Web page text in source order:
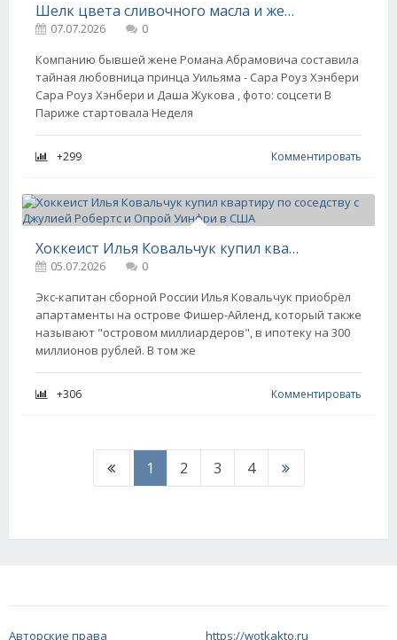
Шелк цвета сливочного масла и жемчужные пуговки: Даша Жукова на Неделе моды в Париже
07.07.2026
0
Компанию бывшей жене Романа Абрамовича составила
тайная любовница принца Уильяма - Сара Роуз Хэнбери
Сара Роуз Хэнбери и Даша Жукова , фото: соцсети В
Париже стартовала Неделя
+299 Комментировать
Хоккеист Илья Ковальчук купил квартиру по соседству с Джулией Робертс и Опрой Уинфри в США
05.07.2026
0
Экс-капитан сборной России Илья Ковальчук приобрёл
апартаменты на острове Фишер-Айленд, который также
называют "островом миллиардеров", в ипотеку на 300
миллионов рублей. В том же
+306 Комментировать
1 2 3 4
Авторские права https://wotkakto.ru